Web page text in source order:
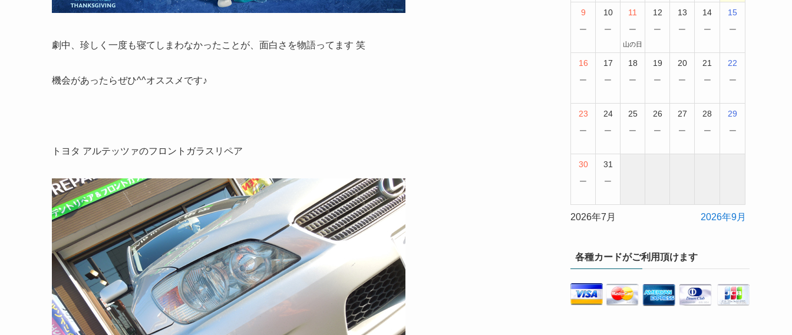
劇中、珍しく一度も寝てしまわなかったことが、面白さを物語ってます 笑
機会があったらぜひ^^オススメです♪
トヨタ アルテッツァのフロントガラスリペア
9
−
10
−
11
−
山の日
12
−
13
−
14
−
15
−
16
−
17
−
18
−
19
−
20
−
21
−
22
−
23
−
24
−
25
−
26
−
27
−
28
−
29
−
30
−
31
−
2026年7月 2026年9月
各種カードがご利用頂けます